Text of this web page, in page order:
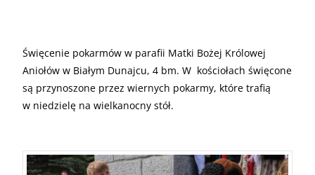
Święcenie pokarmów w parafii Matki Bożej Królowej
Aniołów w Białym Dunajcu, 4 bm. W kościołach święcone
są przynoszone przez wiernych pokarmy, które trafią
w niedzielę na wielkanocny stół.